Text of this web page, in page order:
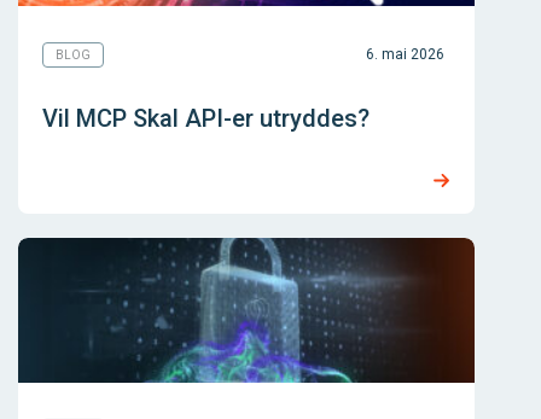
BLOG 6. mai 2026
Vil MCP Skal API-er utryddes?